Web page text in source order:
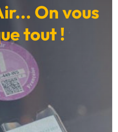
On vous
tout !